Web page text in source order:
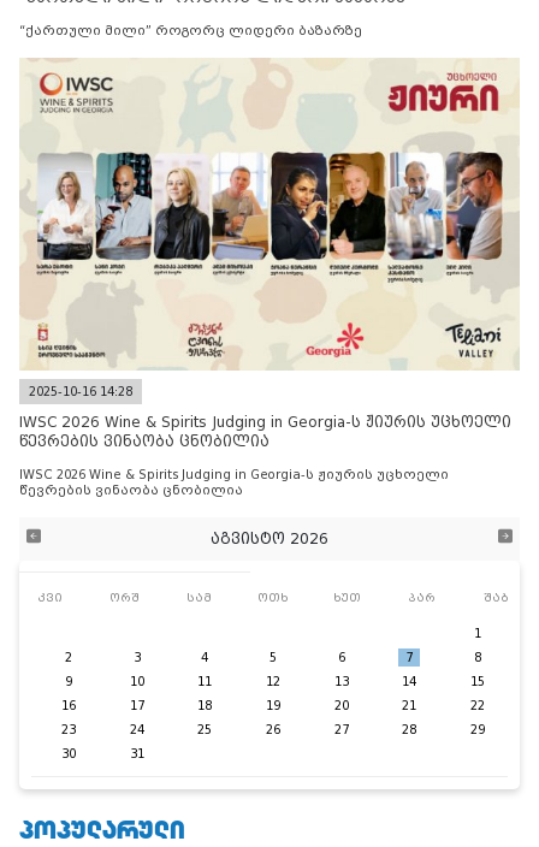
“ქართული მილი” როგორც ლიდერი ბაზარზე
2025-10-16 14:28
IWSC 2026 Wine & Spirits Judging in Georgia-ს ჟიურის უცხოელი
წევრების ვინაობა ცნობილია
IWSC 2026 Wine & Spirits Judging in Georgia-ს ჟიურის უცხოელი
წევრების ვინაობა ცნობილია
აგვისტო 2026
კვი ორშ სამ ოთხ ხუთ პარ შაბ
1
2
3 4 5 6 7
8
9
10 11 12 13 14
15
16
17 18 19 20 21
22
23
24 25 26 27 28
29
30
31
ᲞᲝᲞᲣᲚᲐᲠᲣᲚᲘ